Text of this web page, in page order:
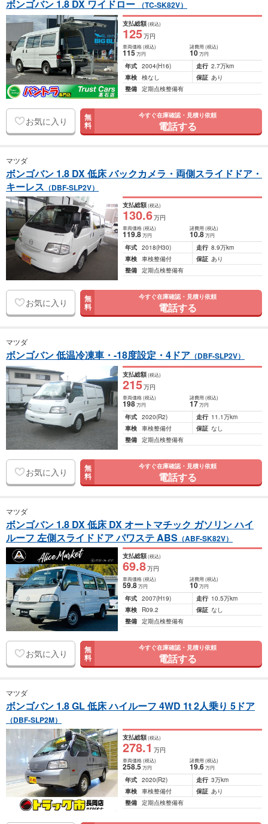
ボンゴバン 1.8 DX ワイドロー （TC-SK82V）
支払総額(税込)
125万円
車両価格(税込)
115万円
諸費用 (税込)
10 万円
年式 2004(H16) 走行 2.7万km
車検 検なし 保証 あり
整備 定期点検整備有
お気に入り 無
料
今すぐ在庫確認・見積り依頼
電話する
マツダ
ボンゴバン 1.8 DX 低床 バックカメラ・両側スライドドア・
キーレス （DBF-SLP2V）
支払総額(税込)
130.6万円
車両価格(税込)
119.8万円
諸費用 (税込)
10.8 万円
年式 2018(H30) 走行 8.9万km
車検 車検整備付 保証 あり
整備 定期点検整備有
お気に入り 無
料
今すぐ在庫確認・見積り依頼
電話する
マツダ
ボンゴバン 低温冷凍車・-18度設定・4ドア （DBF-SLP2V）
支払総額(税込)
215万円
車両価格(税込)
198万円
諸費用 (税込)
17 万円
年式 2020(R2) 走行 11.1万km
車検 車検整備付 保証 なし
整備 定期点検整備有
お気に入り 無
料
今すぐ在庫確認・見積り依頼
電話する
マツダ
ボンゴバン 1.8 DX 低床 DX オートマチック ガソリン ハイ
ルーフ 左側スライドドア パワステ ABS （ABF-SK82V）
支払総額(税込)
69.8万円
車両価格(税込)
59.8万円
諸費用 (税込)
10 万円
年式 2007(H19) 走行 10.5万km
車検
R09.2 保証 なし
整備 定期点検整備有
お気に入り 無
料
今すぐ在庫確認・見積り依頼
電話する
マツダ
ボンゴバン 1.8 GL 低床 ハイルーフ 4WD 1t 2人乗り 5ドア
（DBF-SLP2M）
支払総額(税込)
278.1 万円
車両価格(税込)
258.5万円
諸費用 (税込)
19.6 万円
年式 2020(R2) 走行 3万km
車検 車検整備付 保証 あり
整備 定期点検整備有